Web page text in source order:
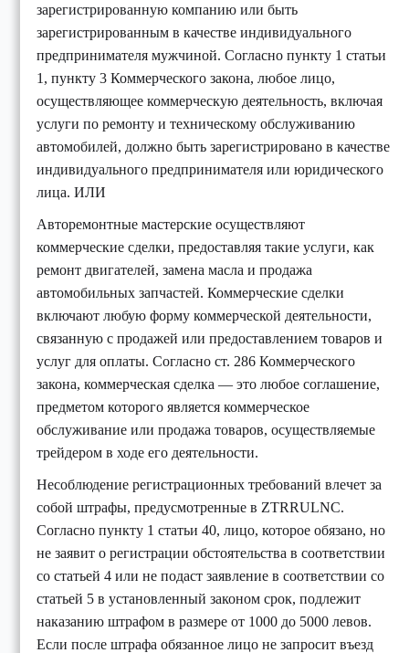
зарегистрированную компанию или быть
зарегистрированным в качестве индивидуального
предпринимателя мужчиной. Согласно пункту 1 статьи
1, пункту 3 Коммерческого закона, любое лицо,
осуществляющее коммерческую деятельность, включая
услуги по ремонту и техническому обслуживанию
автомобилей, должно быть зарегистрировано в качестве
индивидуального предпринимателя или юридического
лица. ИЛИ
Авторемонтные мастерские осуществляют
коммерческие сделки, предоставляя такие услуги, как
ремонт двигателей, замена масла и продажа
автомобильных запчастей. Коммерческие сделки
включают любую форму коммерческой деятельности,
связанную с продажей или предоставлением товаров и
услуг для оплаты. Согласно ст. 286 Коммерческого
закона, коммерческая сделка — это любое соглашение,
предметом которого является коммерческое
обслуживание или продажа товаров, осуществляемые
трейдером в ходе его деятельности.
Несоблюдение регистрационных требований влечет за
собой штрафы, предусмотренные в ZTRRULNC.
Согласно пункту 1 статьи 40, лицо, которое обязано, но
не заявит о регистрации обстоятельства в соответствии
со статьей 4 или не подаст заявление в соответствии со
статьей 5 в установленный законом срок, подлежит
наказанию штрафом в размере от 1000 до 5000 левов.
Если после штрафа обязанное лицо не запросит въезд